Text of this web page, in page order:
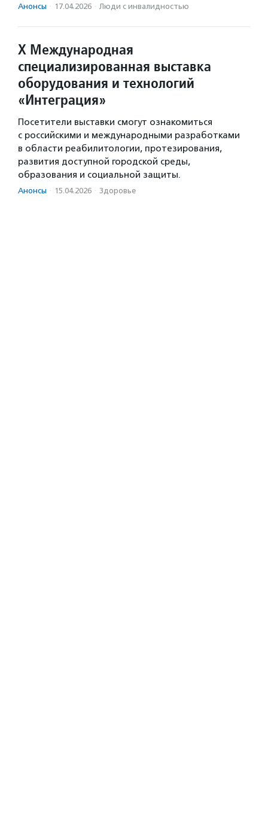
Анонсы · 17.04.2026 · Люди с инвалидностью
X Международная
специализированная выставка
оборудования и технологий
«Интеграция»
Посетители выставки смогут ознакомиться
с российскими и международными разработками
в области реабилитологии, протезирования,
развития доступной городской среды,
образования и социальной защиты.
Анонсы · 15.04.2026 · Здоровье